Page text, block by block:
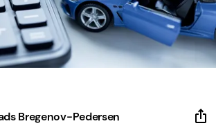
Bregenov-Pedersen